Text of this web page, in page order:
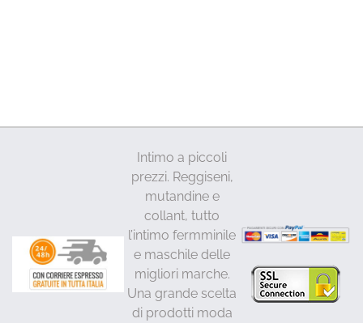
Intimo a piccoli
prezzi. Reggiseni,
mutandine e
collant, tutto
l’intimo fermminile
e maschile delle
migliori marche.
Una grande scelta
di prodotti moda